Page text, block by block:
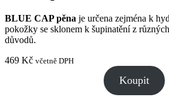
BLUE CAP pěna je určena zejména k
pokožky se sklonem k šupinatění z
důvodů.
469 Kč včetně DPH
Koupit